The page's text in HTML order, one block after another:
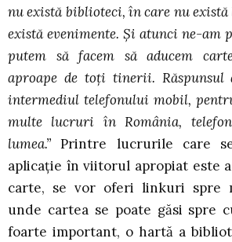
nu există biblioteci, în care nu
există evenimente. Și atunci ne-am
putem să facem să aducem
aproape de toți tinerii.
intermediul telefonului mobil,
multe lucruri în România,
lumea.”Printre lucrurile care
aplicație în viitorul apropiat este
carte, se vor oferi linkuri spre
unde cartea se poate găsi spre
foarte important, o hartă a